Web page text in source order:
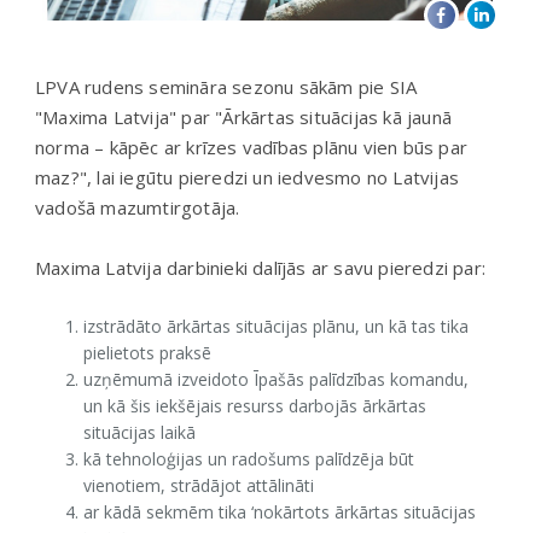
LPVA rudens semināra sezonu sākām pie SIA
"Maxima Latvija" par "Ārkārtas situācijas kā jaunā
norma – kāpēc ar krīzes vadības plānu vien būs par
maz?", lai iegūtu pieredzi un iedvesmo no Latvijas
vadošā mazumtirgotāja.
Maxima Latvija darbinieki dalījās ar savu pieredzi par:
izstrādāto ārkārtas situācijas plānu, un kā tas tika
pielietots praksē
uzņēmumā izveidoto Īpašās palīdzības komandu,
un kā šis iekšējais resurss darbojās ārkārtas
situācijas laikā
kā tehnoloģijas un radošums palīdzēja būt
vienotiem, strādājot attālināti
ar kādā sekmēm tika ‘nokārtots ārkārtas situācijas